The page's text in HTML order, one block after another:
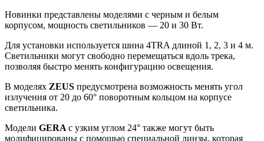
Новинки представлены моделями с черным и белым
корпусом, мощность светильников — 20 и 30 Вт.
Для установки используется шина 4TRA длиной 1, 2, 3 и 4 м.
Светильники могут свободно перемещаться вдоль трека,
позволяя быстро менять конфигурацию освещения.
В моделях ZEUS предусмотрена возможность менять угол
излучения от 20 до 60° поворотным кольцом на корпусе
светильника.
Модели GERA с узким углом 24° также могут быть
модифицированы с помощью специальной линзы, которая